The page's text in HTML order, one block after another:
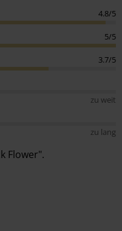
4.8/5
5/5
3.7/5
zu weit
zu lang
Flower".